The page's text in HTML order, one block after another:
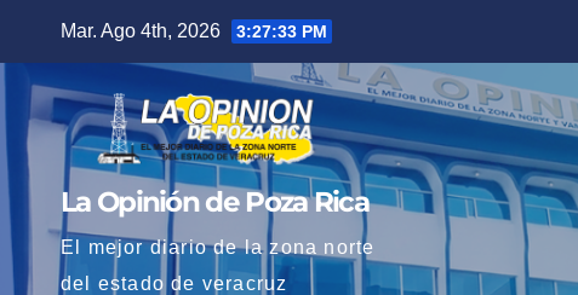
contenido
Mar. Ago 4th, 2026 3:27:35 PM
La Opinión de Poza Rica
El mejor diario de la zona norte
del estado de veracruz